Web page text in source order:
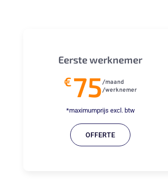
Eerste werknemer
€75/maand
/werknemer
*maximumprijs excl. btw
OFFERTE